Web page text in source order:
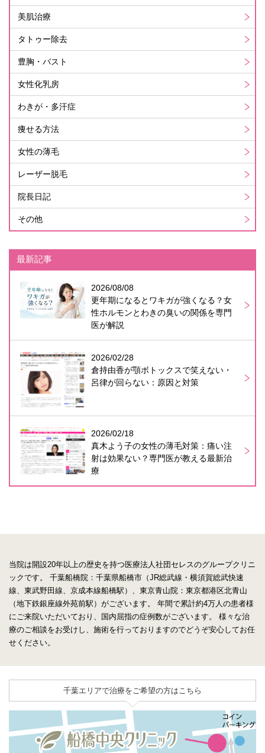
美肌治療
タトゥー除去
豊胸・バスト
女性化乳房
わきが・多汗症
痩せる方法
女性の薄毛
レーザー脱毛
院長日記
その他
最新記事
2026/08/08
更年期になるとワキガが強くなる？女
性ホルモンとわきの臭いの関係を専門
医が解説
2026/02/28
倉持由香が顎ボトックスで笑えない・
呂律が回らない：原因と対策
2026/02/18
真木よう子の女性の薄毛対策：痛い注
射は効果ない？専門医が教える最新治
療
当院は開設20年以上の歴史を持つ医療法人社団セレスのグループクリニ
ックです。
千葉船橋院：千葉県船橋市（JR総武線・横須賀総武快速
線、東武野田線、京成本線船橋駅）、東京青山院：東京都港区北青山
（地下鉄銀座線外苑前駅）がございます。
年間で累計約4万人の患者様
にご来院いただいており、国内屈指の症例数がございます。
様々な治
療のご相談をお受けし、施術を行っておりますのでどうぞ安心してお任
せください。
千葉エリアで治療をご希望の方はこちら